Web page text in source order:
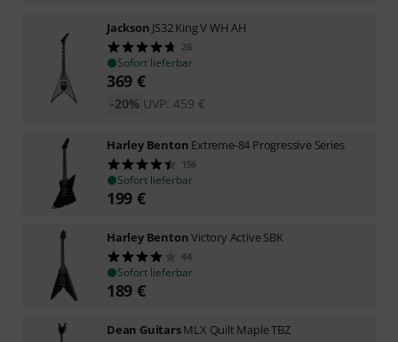
Jackson JS32 King V WH AH
26
Sofort lieferbar
369 €
UVP: 459 €
-20%
Harley Benton Extreme-84 Progressive Series
156
Sofort lieferbar
199 €
Harley BentonVictory Active SBK
44
Sofort lieferbar
189 €
Dean GuitarsMLX Quilt Maple TBZ